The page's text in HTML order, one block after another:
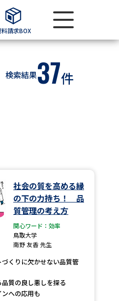
料請求BOX
定試験
検索結果37件
社会の質を高める縁
の下の力持ち！ 品
質管理の考え方
関心ワード：効率
鳥取大学
南野 友香 先生
づくりに欠かせない品質管
質の良し悪しを探る
への応用も